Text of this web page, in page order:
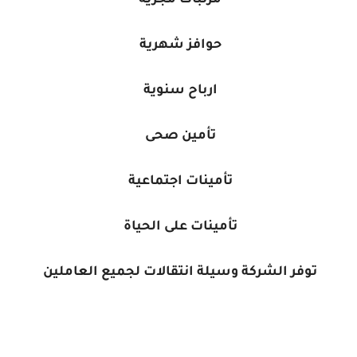
حوافز شهرية
ارباح سنوية
تأمين صحى
تأمينات اجتماعية
تأمينات على الحياة
توفر الشركة وسيلة انتقالات لجميع العاملين